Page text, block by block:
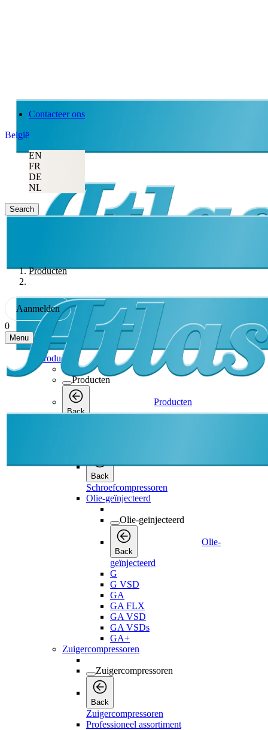
Contacteer ons
België
EN
FR
DE
NL
Search
Producten
Aanmelden
0
Menu
Producten
Producten
Back
Producten
Back
Schroefcompressoren
Olie-geïnjecteerd
Olie-geïnjecteerd
Back
Olie-
geïnjecteerd
G
G VSD
GA
GA FLX
GA VSD
GA VSDs
GA+
Zuigercompressoren
Zuigercompressoren
Back
Zuigercompressoren
Professioneel assortiment